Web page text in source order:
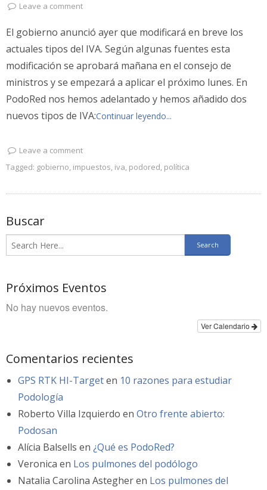
Leave a comment
El gobierno anunció ayer que modificará en breve los
actuales tipos del IVA. Según algunas fuentes esta
modificación se aprobará mañana en el consejo de
ministros y se empezará a aplicar el próximo lunes. En
PodoRed nos hemos adelantado y hemos añadido dos
nuevos tipos de IVA:Continuar leyendo...
Leave a comment
Tagged: gobierno, impuestos, iva, podored, política
Buscar
Próximos Eventos
No hay nuevos eventos.
Ver Calendario
Comentarios recientes
GPS RTK HI-Targeten 10 razones para estudiar
Podología
Roberto Villa Izquierdo en Otro frente abierto:
Podosan
Alícia Balsells en ¿Qué es PodoRed?
Veronica en Los pulmones del podólogo
Natalia Carolina Astegheren Los pulmones del